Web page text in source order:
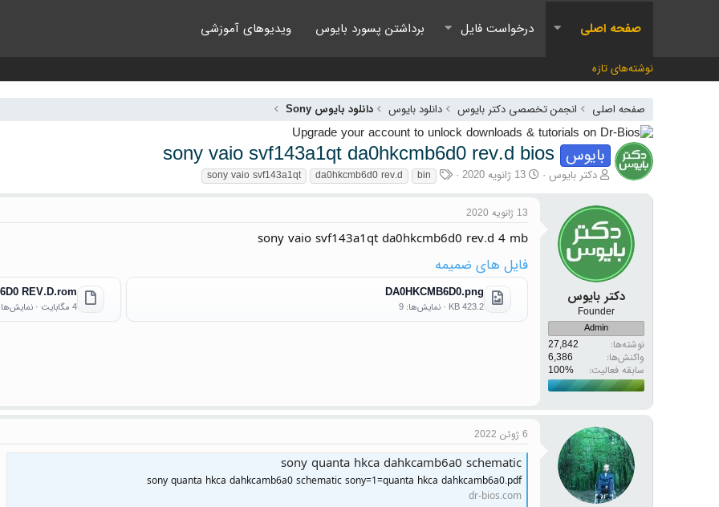
صفحه اصلی درخواست فایل برداشتن پسورد بایوس ویدیوهای آموزشی
نوشته‌های تازه
صفحه اصلی انجمن تخصصی دکتر بایوس دانلود بایوس دانلود بایوس Sony
بایوس sony vaio svf143a1qt da0hkcmb6d0 rev.d bios
آغازگر گفتمان
دکتر بایوس تاریخ شروع
13 ژانویه 2020 برچسب‌ها
bin
da0hkcmb6d0 rev.d
sony vaio svf143a1qt
دکتر بایوس
Founder
Admin
نوشته‌ها
27,842
واکنش‌ها
6,386
سابقه فعالیت:
13 ژانویه 2020
sony vaio svf143a1qt da0hkcmb6d0 rev.d 4 mb
فایل های ضمیمه
DA0HKCMB6D0.png
423.2 KB · نمایش‌ها: 9
REV.D.rom
4 مگابایت · نمایش‌ها: 14
6 ژوئن 2022
sony quanta hkca dahkcamb6a0 schematic
sony quanta hkca dahkcamb6a0 schematic sony=1=quanta hkca dahkcamb6a0.pdf
dr-bios.com